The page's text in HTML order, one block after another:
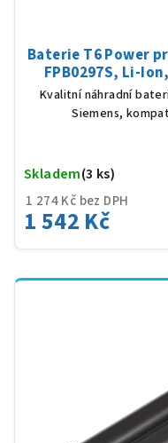
Baterie T6 Power
FPB0297S, Li-
Kvalitní náhradní
Siemens,
1 274 Kč bez DPH
1 542 Kč
Skladem(3 ks)